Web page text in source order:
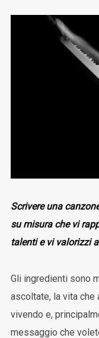
Scrivere una
su misura che vi
talenti e vi valorizzi
Gli ingredienti sono
ascoltate, la vita
vivendo e,
messaggio che